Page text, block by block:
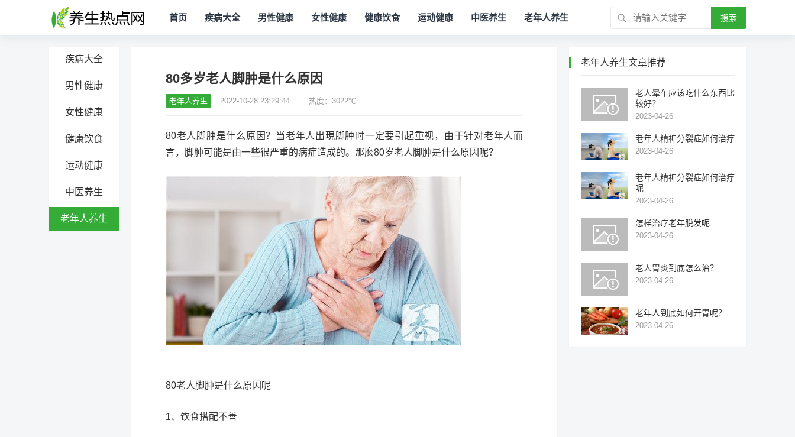
首页 疾病大全 男性健康 女性健康 健康饮食 运动健康 中医养生 老年人养生 搜索
疾病大全
男性健康
女性健康
健康饮食
运动健康
中医养生
老年人养生
80多岁老人脚肿是什么原因
老年人养生 2022-10-28 23:29:44 热度：3022℃
80老人脚肿是什么原因？当老年人出現脚肿时一定要引起重视，由于针对老年人而
言，脚肿可能是由一些很严重的病症造成的。那麼80岁老人脚肿是什么原因呢？
80老人脚肿是什么原因呢
1、饮食搭配不善
老年人养生文章推荐
老人晕车应该吃什么东西比
较好？
2023-04-26
老年人精神分裂症如何治疗
2023-04-26
老年人精神分裂症如何治疗
呢
2023-04-26
怎样治疗老年脱发呢
2023-04-26
老人胃炎到底怎么治？
2023-04-26
老年人到底如何开胃呢？
2023-04-26